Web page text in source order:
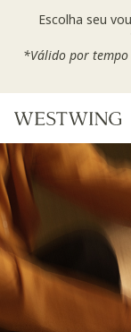
Escolha seu
*Válido por tempo